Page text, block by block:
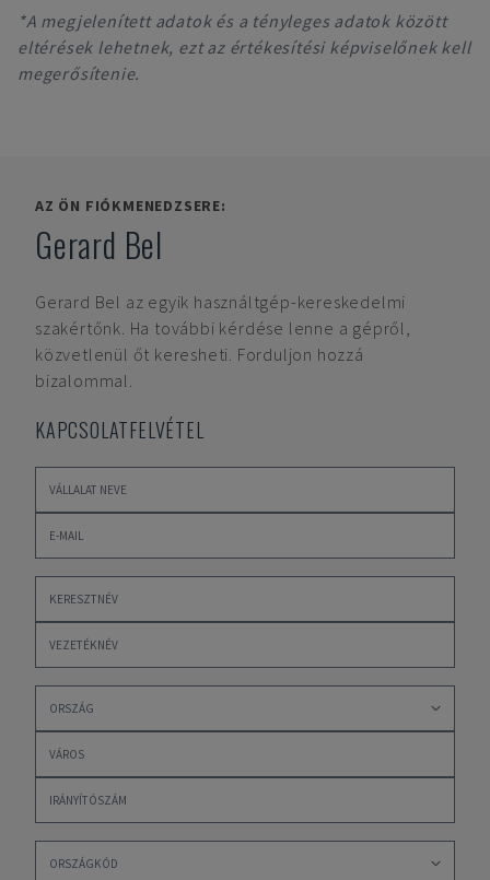
*A megjelenített adatok és a tényleges adatok között
eltérések lehetnek, ezt az értékesítési képviselőnek kell
megerősítenie.
AZ ÖN FIÓKMENEDZSERE:
Gerard Bel
Gerard Bel az egyik használtgép-kereskedelmi
szakértőnk. Ha további kérdése lenne a gépről,
közvetlenül őt keresheti. Forduljon hozzá
bizalommal.
KAPCSOLATFELVÉTEL